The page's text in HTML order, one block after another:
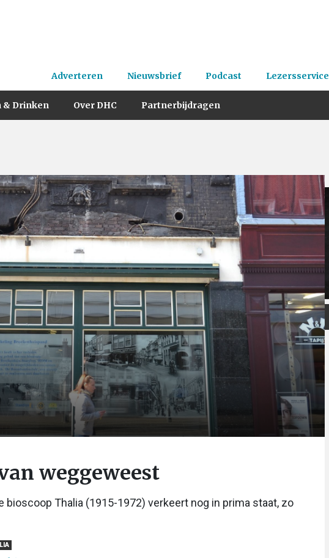
Adverteren Nieuwsbrief Podcast Lezersservice
& Drinken Over DHC Partnerbijdragen
weggeweest
bioscoop Thalia (1915-1972) verkeert nog in prima staat, zo